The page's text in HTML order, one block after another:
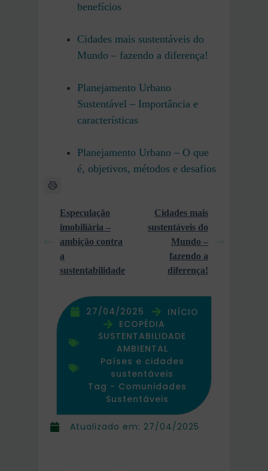
Atualizado em: 27/04/2025
benefícios
Cidades mais sustentáveis do
Mundo – fazendo a diferença!
Planejamento Urbano
Sustentável – Importância e
características
Planejamento Urbano – O que
é, objetivos, métodos e desafios
Especulação
imobiliária –
ambição contra
a
sustentabilidade
Cidades mais
sustentáveis do
Mundo –
fazendo a
diferença!
27/04/2025
INÍCIO
ECOPÉDIA
SUSTENTABILIDADE
AMBIENTAL
Países e cidades
sustentáveis
Tag - Comunidades
Sustentáveis